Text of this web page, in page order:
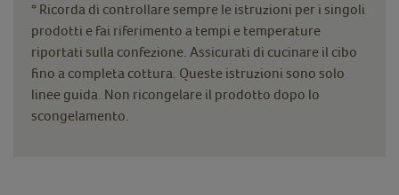
* Ricorda di controllare sempre le istruzioni per i singoli
prodotti e fai riferimento a tempi e temperature
riportati sulla confezione. Assicurati di cucinare il cibo
fino a completa cottura. Queste istruzioni sono solo
linee guida. Non ricongelare il prodotto dopo lo
scongelamento.